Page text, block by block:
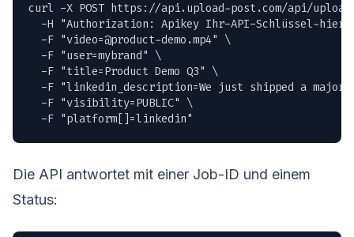
curl -X POST https://api.upload-post.com/api/
-H "Authorization: Apikey Ihr-API-Schlüssel-hier"
  -F "
video=@product-demo.mp4" \
  -F "user=mybrand" \
  -F "title=Product Demo Q3" \
-F "linkedin_description=We just shipped a
  -F "visibility=PUBLIC" \
  -F "platform[]=linkedin"
Die API antwortet mit einer Job-ID und einem
Status: